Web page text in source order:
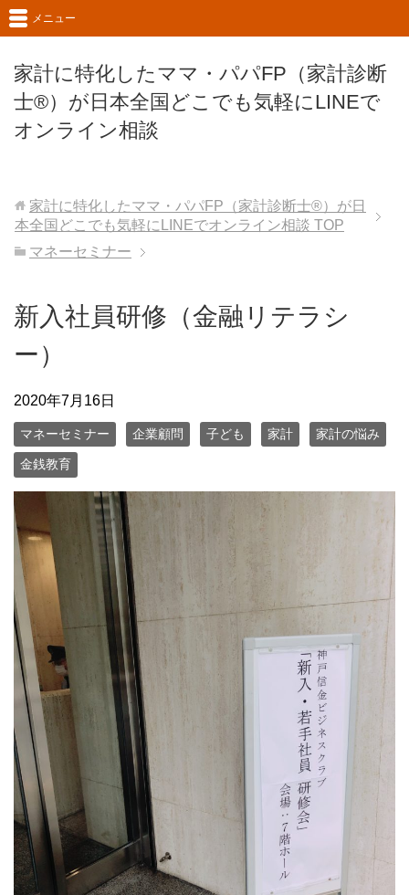
家計に特化したママ・パパFP（家計診断
士®）が日本全国どこでも気軽にLINEで
オンライン相談
メニュー
家計に特化したママ・パパFP（家計診断士®）が日
本全国どこでも気軽にLINEでオンライン相談 TOP
マネーセミナー
新入社員研修（金融リテラシ
ー）
2020年7月16日
マネーセミナー 企業顧問 子ども 家計 家計の悩み
金銭教育